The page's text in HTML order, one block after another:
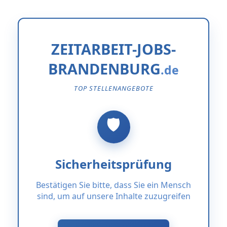
ZEITARBEIT-JOBS-
BRANDENBURG
TOP STELLENANGEBOTE
Sicherheitsprüfung
Bestätigen Sie bitte, dass Sie ein Mensch
sind, um auf unsere Inhalte zuzugreifen